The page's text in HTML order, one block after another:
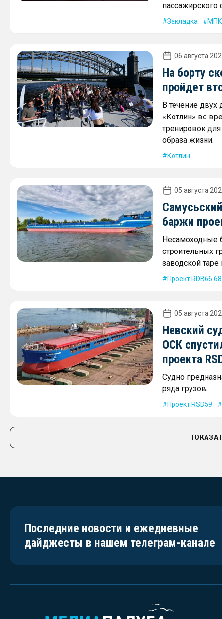
пассажирского
Закладка
06 августа
На борту
пройдет
В течение двух
«Котлин» во
тренировок
образа жизни.
Котлин
05 августа
баржи
Несамоходные
строительных
заводской таре
Проект
05 августа
Невский
ОСК
проекта
Судно
ряда грузов.
Проект RSD59
Последние новости и ежедневные
дайджесты в нашем телеграм-канале